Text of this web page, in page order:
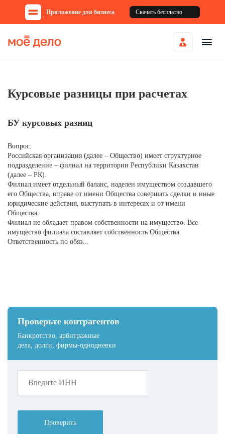
Приложение для бизнеса Скачать бесплатно
Проверьте контрагентов
Банкротство, арбитражные
дела, долги, фирмы-однодневки
Проверить
Курсовые разницы при расчетах
БУ курсовых разниц
Вопрос:
Российская организация (далее – Общество) имеет структурное
подразделение – филиал на территории Республики Казахстан
(далее – РК).
Филиал имеет отдельный баланс, наделен имуществом создавшего
его Общества, вправе от имени Общества совершать сделки и иные
юридические действия, выступать в интересах и от имени
Общества.
Филиал не обладает правом собственности на имущество. Все
имущество филиала составляет собственность Общества.
Ответственность по обяз...